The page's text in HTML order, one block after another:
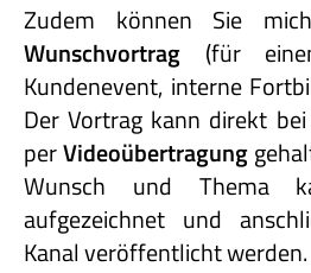
Zudem können Sie
Wunschvortrag (für
Kundenevent, interne
Der Vortrag kann direkt
perVideoübertragung
Wunsch und Thema
aufgezeichnet und
Kanal veröffentlicht werden.